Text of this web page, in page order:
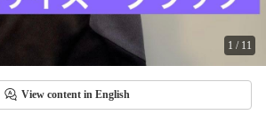
1 / 11
View content in English